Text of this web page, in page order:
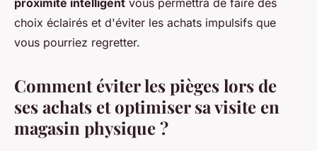
choix éclairés et d'éviter les achats impulsifs que
vous pourriez regretter.
Comment éviter les pièges lors de
ses achats et optimiser sa visite en
magasin physique ?